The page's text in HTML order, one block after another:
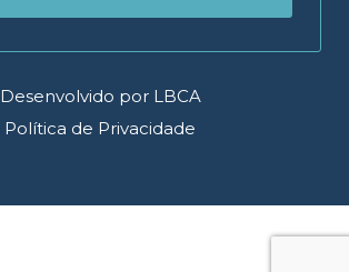
Desenvolvido por LBCA
Política de Privacidade